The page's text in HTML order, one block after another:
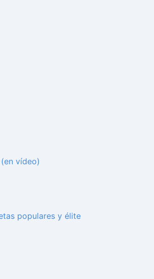
vídeo)
populares y élite